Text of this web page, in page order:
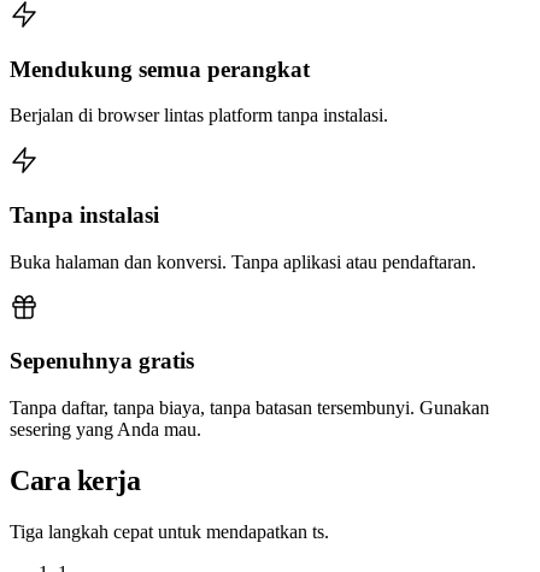
Mendukung semua perangkat
Berjalan di browser lintas platform tanpa instalasi.
Tanpa instalasi
Buka halaman dan konversi. Tanpa aplikasi atau pendaftaran.
Sepenuhnya gratis
Tanpa daftar, tanpa biaya, tanpa batasan tersembunyi. Gunakan
sesering yang Anda mau.
Cara kerja
Tiga langkah cepat untuk mendapatkan ts.